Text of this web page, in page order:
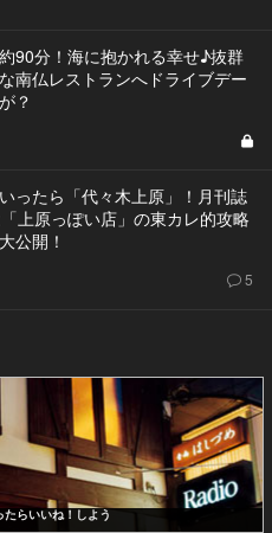
90分！海に抱かれる幸せ♪抜群
南仏レストランへドライブデー
？
ったら「代々木上原」！月刊誌
上原っぽい店」の東カレ的攻略
公開！
5
らいいね！しよう